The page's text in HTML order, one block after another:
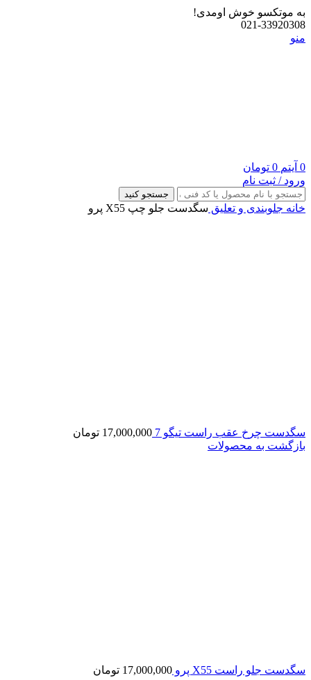
به موتکسو خوش اومدی!
021-33920308
منو
0 آیتم 0 تومان
ورود / ثبت نام
جستجو کنید
خانه جلوبندی و تعلیق سگدست جلو چپ X55 پرو
سگدست چرخ عقب راست تیگو 7 17,000,000 تومان
بازگشت به محصولات
سگدست جلو راست X55 پرو 17,000,000 تومان